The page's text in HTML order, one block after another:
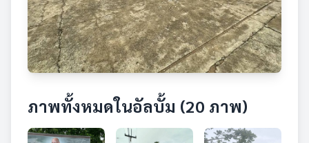
ภาพทั้งหมดในอัลบั้ม (20 ภาพ)